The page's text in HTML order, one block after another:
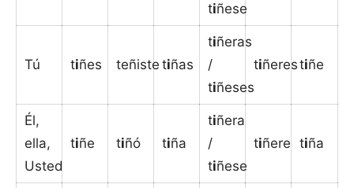
tiñese
Tú tiñes teñiste tiñas
tiñeras
/
tiñeses
tiñerestiñe
Él,
ella,
Usted
tiñe tiñó tiña
tiñera
/
tiñese
tiñere tiña